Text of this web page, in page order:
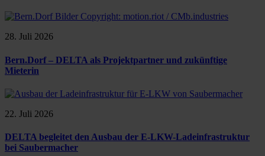
28. Juli 2026
Bern.Dorf – DELTA als Projektpartner und zukünftige
Mieterin
22. Juli 2026
DELTA begleitet den Ausbau der E-LKW-Ladeinfrastruktur
bei Saubermacher